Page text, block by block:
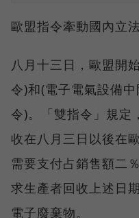
歐盟指令牽動國內立法
八月十三日，歐盟開
令)和(電子電氣設備
令)。「雙指令」規定
收在八月三日以後在
需要支付占銷售額二
求生產者回收上述日
電子廢棄物。